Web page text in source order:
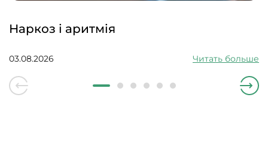
Наркоз і аритмія
03.08.2026 Читать больше